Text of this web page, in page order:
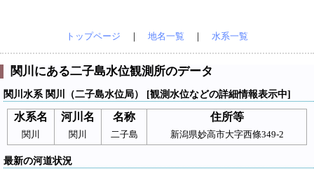
トップページ ｜ 地名一覧 ｜ 水系一覧
関川にある二子島水位観測所のデータ
関川水系 関川（二子島水位局） [観測水位などの詳細情報表示中]
水系名 河川名 名称 住所等
関川 関川 二子島 新潟県妙高市大字西條349-2
最新の河道状況